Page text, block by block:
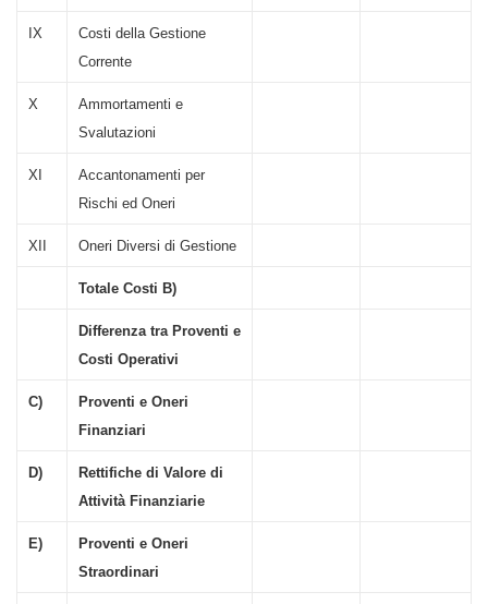
IX
Costi della Gestione
Corrente
X
Ammortamenti e
Svalutazioni
XI
Accantonamenti per
Rischi ed Oneri
XII Oneri Diversi di Gestione
Totale Costi B)
Differenza tra Proventi e
Costi Operativi
C)
Proventi e Oneri
Finanziari
D)
Rettifiche di Valore di
Attività Finanziarie
E)
Proventi e Oneri
Straordinari